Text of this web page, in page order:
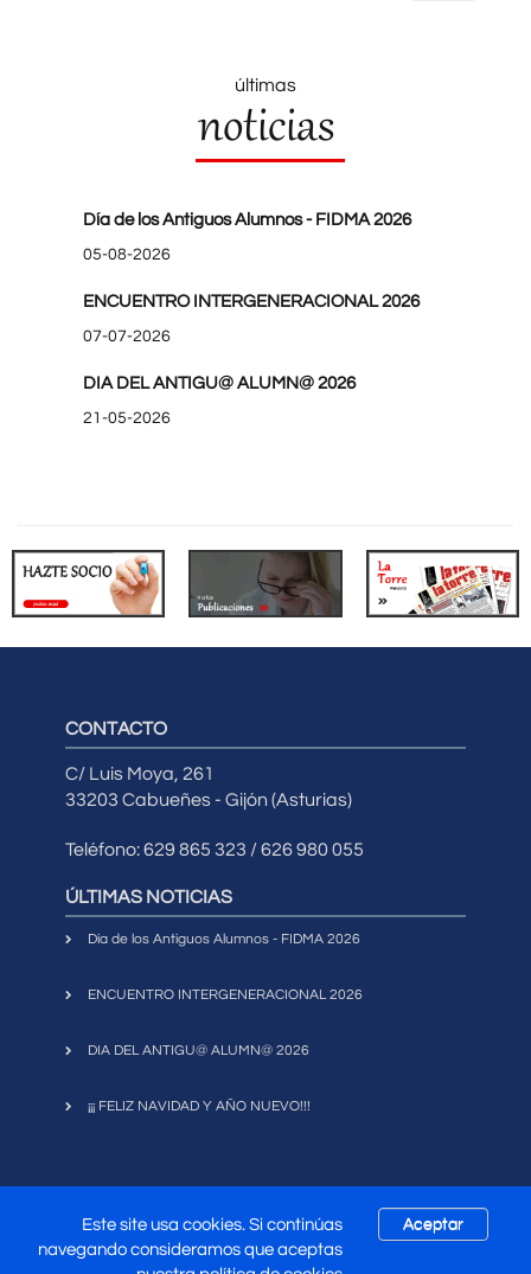
últimas
noticias
Día de los Antiguos Alumnos - FIDMA 2026
05-08-2026
ENCUENTRO INTERGENERACIONAL 2026
07-07-2026
DIA DEL ANTIGU@ ALUMN@ 2026
21-05-2026
CONTACTO
C/ Luis Moya, 261
33203 Cabueñes - Gijón (Asturias)
Teléfono: 629 865 323 / 626 980 055
ÚLTIMAS NOTICIAS
Día de los Antiguos Alumnos - FIDMA 2026
ENCUENTRO INTERGENERACIONAL 2026
DIA DEL ANTIGU@ ALUMN@ 2026
¡¡¡ FELIZ NAVIDAD Y AÑO NUEVO!!!
Asociación Antiguos Alumnos
Universidad Laboral de Gijón
Mapa Web
Este site usa cookies. Si continúas
navegando consideramos que aceptas
Aceptar